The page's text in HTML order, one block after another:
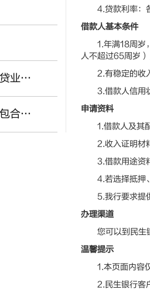
消费类互联网助贷业务合作机构
个人贷款催收外包合作机构
4.贷款利率：各
借款人基本条件
1.年满18周岁，
人不超过65周岁）
2.有稳定的收入
3.借款人信用状
申请资料
1.借款人及其配
2.收入证明材料
3.借款用途资料
4.若选择抵押、
5.我行要求提供
办理渠道
您可以到民生银
温馨提示
1.本页面内容仅
2.民生银行客户